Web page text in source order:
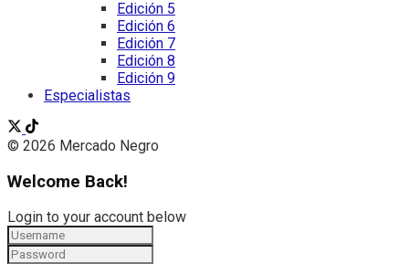
Edición 5
Edición 6
Edición 7
Edición 8
Edición 9
Especialistas
© 2026 Mercado Negro
Welcome Back!
Login to your account below